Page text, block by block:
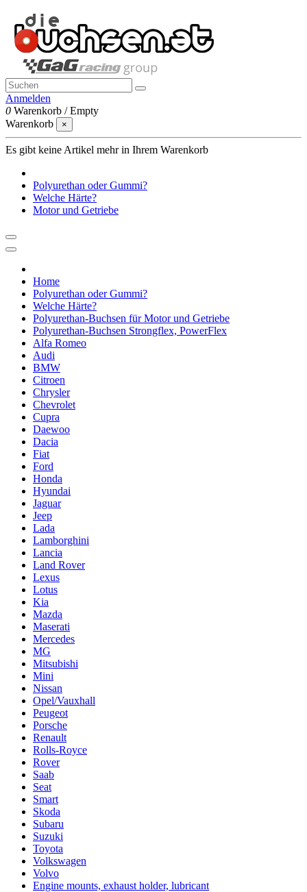
Anmelden
0 Warenkorb /Empty
Warenkorb
×
Es gibt keine Artikel mehr in Ihrem Warenkorb
Polyurethan oder Gummi?
Welche Härte?
Motor und Getriebe
Home
Polyurethan oder Gummi?
Welche Härte?
Polyurethan-Buchsen für Motor und Getriebe
Polyurethan-Buchsen Strongflex, PowerFlex
Alfa Romeo
Audi
BMW
Citroen
Chrysler
Chevrolet
Cupra
Daewoo
Dacia
Fiat
Ford
Honda
Hyundai
Jaguar
Jeep
Lada
Lamborghini
Lancia
Land Rover
Lexus
Lotus
Kia
Mazda
Maserati
Mercedes
MG
Mitsubishi
Mini
Nissan
Opel/Vauxhall
Peugeot
Porsche
Renault
Rolls-Royce
Rover
Saab
Seat
Smart
Skoda
Subaru
Suzuki
Toyota
Volkswagen
Volvo
Engine mounts, exhaust holder, lubricant